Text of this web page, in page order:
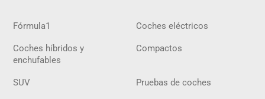
Fórmula1 Coches eléctricos
Coches híbridos y
enchufables
Compactos
SUV Pruebas de coches